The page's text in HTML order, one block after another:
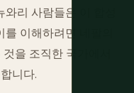
리 사람들은 이 합성
이해하려면 네팔의
을 조직한 국가에서
니다.